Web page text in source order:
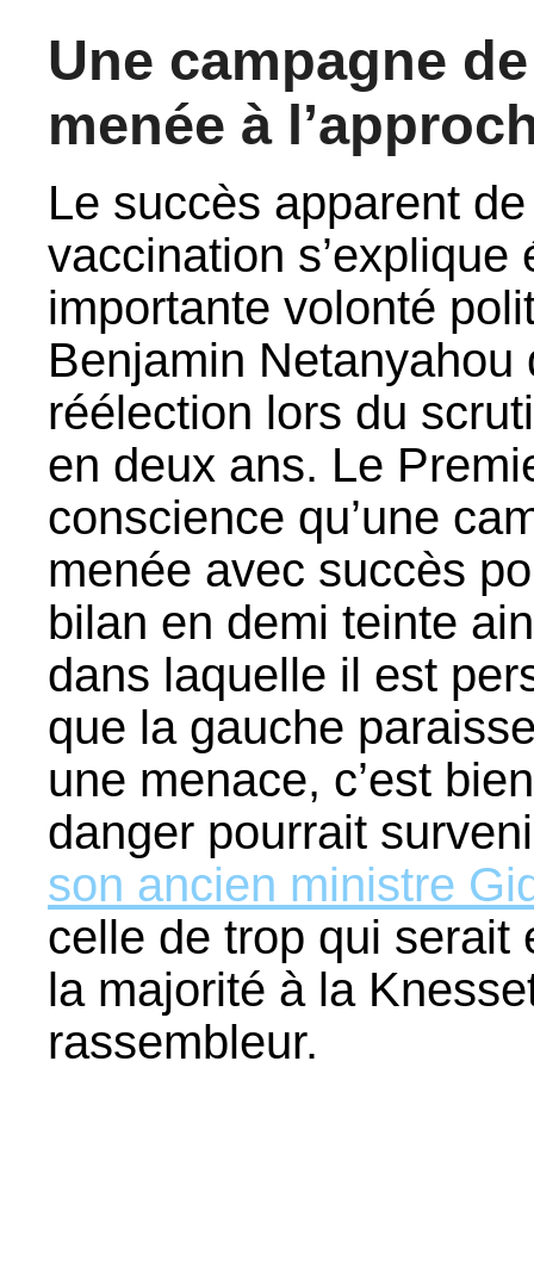
Une campagne
menée à
Le succès apparent
vaccination
importante volonté
Benjamin
réélection lors du
en deux ans. Le
conscience qu’une
menée avec succès
bilan en demi teinte
dans laquelle il est
que la gauche
une menace, c’est
danger pourrait
son ancien ministre
celle de trop qui serait
la majorité à la
rassembleur.